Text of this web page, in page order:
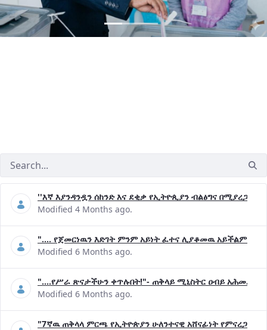
''እኛ እያንዳንዷን ሰከንድ እና ደቂቃ የኢትዮጲያን ብልፅግና
Modified 4 Months ago.
".... የጀመርነዉን እድገት ምንም አይነት ፈተና ሊያቆመዉ አይችልም"-
Modified 6 Months ago.
"....የሥራ ጽናታችሁን ቀጥሉበት!"- ጠቅላይ ሚኒስትር ዐብይ አሕመድ (ዶ/
Modified 6 Months ago.
"7ኛዉ ጠቅላላ ምርጫ የኢትዮጵያን ሁለንተናዊ አሸናፊነት